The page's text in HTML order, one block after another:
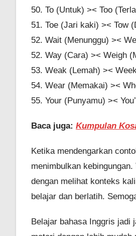
50. To (Untuk) >< Too
51. Toe (Jari kaki) >< Tow
52. Wait (Menunggu) ><
52. Way (Cara) >< Weigh
53. Weak (Lemah) ><
54. Wear (Memakai) ><
55. Your (Punyamu) ><
Baca juga: Kumpulan
Ketika mendengarkan
menimbulkan
dengan melihat konteks
belajar dan berlatih.
Belajar bahasa Inggris jadi